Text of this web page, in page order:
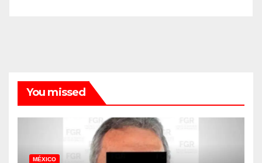
You missed
MÉXICO